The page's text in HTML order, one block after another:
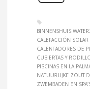
BINNENSHUIS
CALEFACCIÓN
CALENTADORES DE
CUBIERTAS Y
PISCINAS EN LA
NATUURLIJKE ZOUT
ZWEMBADEN EN